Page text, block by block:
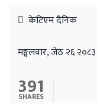
केटिएम दैनिक
मङ्गलवार, जेठ २६ २०८३
391
SHARES